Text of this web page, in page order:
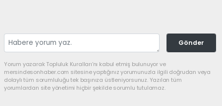
Gönder
Yorum yazarak Topluluk Kuralları’nı kabul etmiş bulunuyor ve
mersindesonhaber.com sitesine yaptığınız yorumunuzla ilgili doğrudan veya
dolaylı tüm sorumluluğu tek başınıza üstleniyorsunuz. Yazılan tüm
yorumlardan site yönetimi hiçbir şekilde sorumlu tutulamaz.